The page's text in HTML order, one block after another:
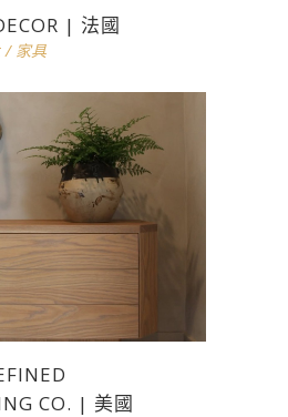
| 法國
/ 家具
CO. | 美國